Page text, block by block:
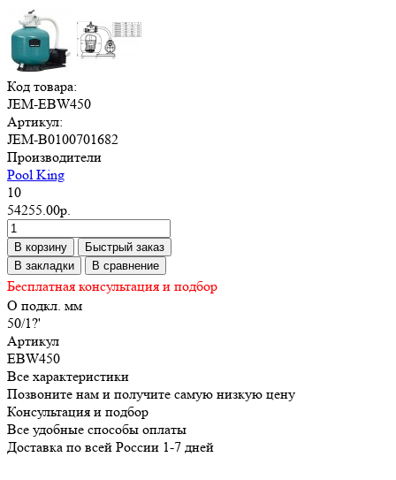
Код товара:
JEM-EBW450
Артикул:
JEM-B0100701682
Производители
Pool King
10
54255.00р.
В корзину
Быстрый заказ
В закладки
В сравнение
Бесплатная консультация и подбор
O подкл. мм
50/1?'
Артикул
EBW450
Все характеристики
Позвоните нам и получите самую низкую цену
Консультация и подбор
Все удобные способы оплаты
Доставка по всей России 1-7 дней